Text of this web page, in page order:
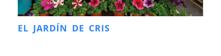
EL JARDÍN DE CRIS